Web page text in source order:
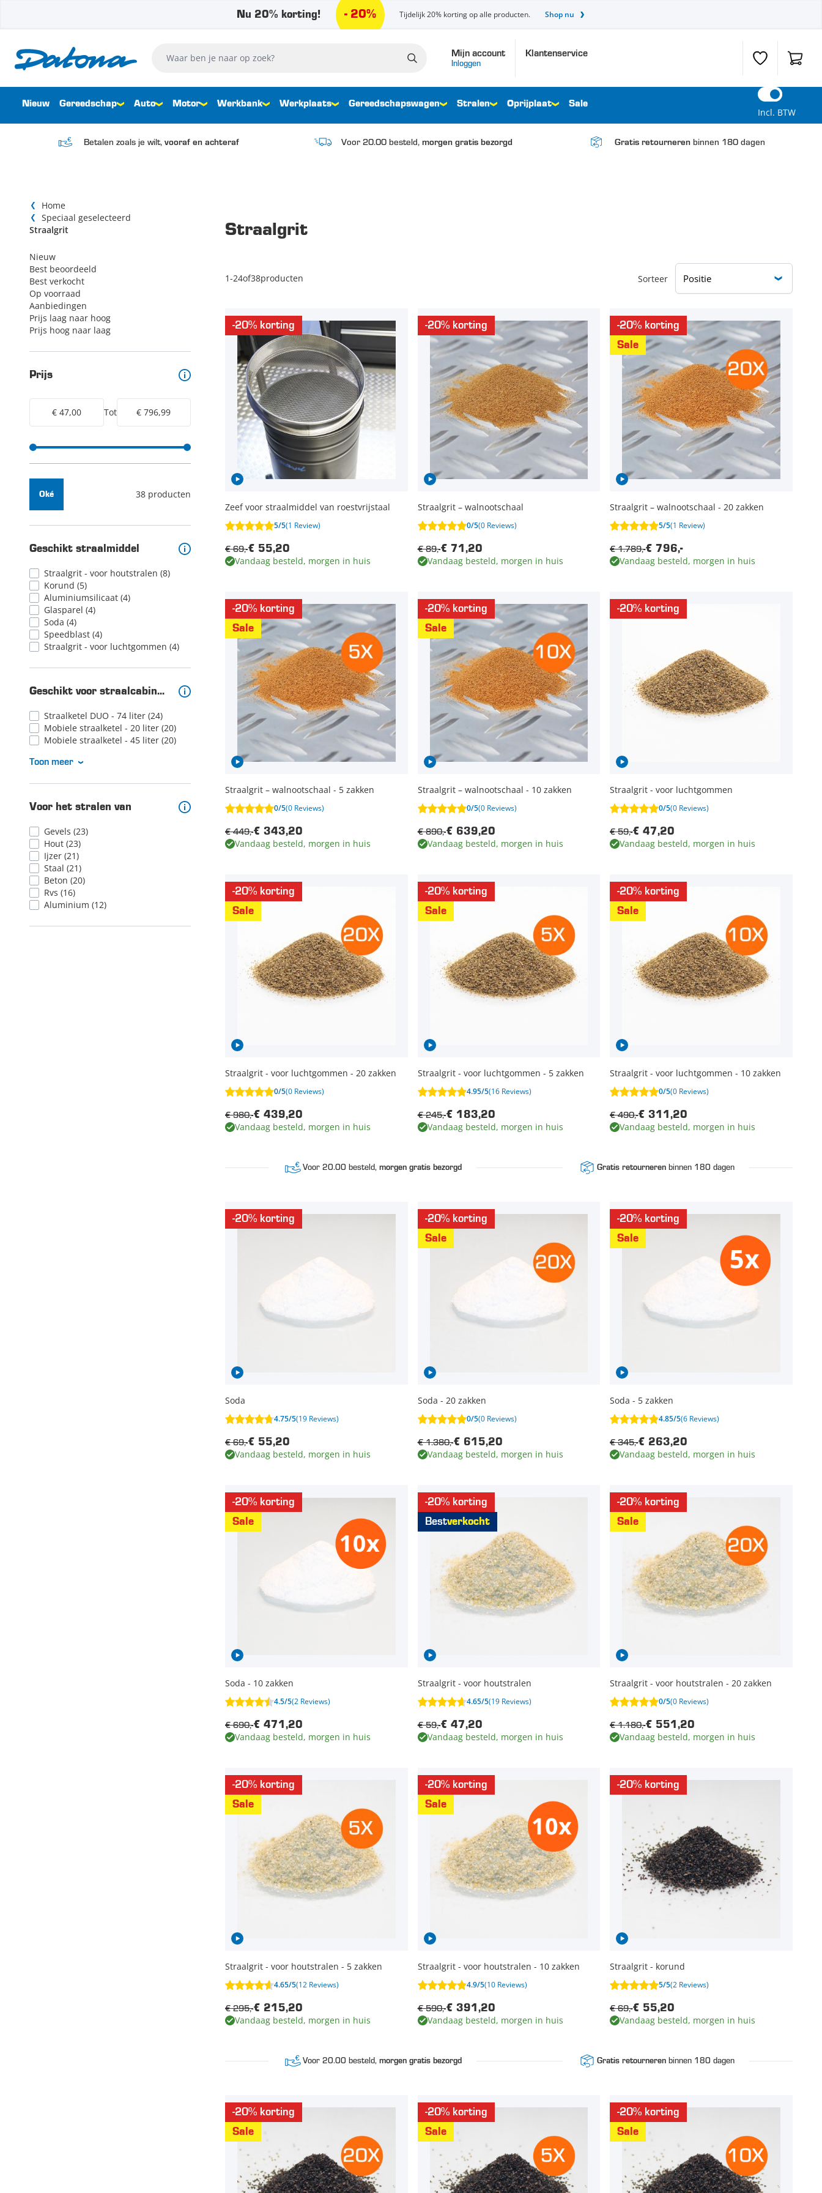
Nu 20% korting! - 20% Tijdelijk 20% korting op alle producten. Shop nu
Mijn account
Inloggen
Klantenservice
Verlanglijst
Waar ben je naar op zoek?
Nieuw Gereedschap Auto Motor Werkbank Werkplaats Gereedschapswagen Stralen Oprijplaat Sale
Incl. BTW
Betalen zoals je wilt,vooraf en achteraf Voor 20.00 besteld, morgen gratis bezorgd Gratis retournerenbinnen 180 dagen
Home
Speciaal geselecteerd
Straalgrit
Nieuw
Best beoordeeld
Best verkocht
Op voorraad
Aanbiedingen
Prijs laag naar hoog
Prijs hoog naar laag
Prijs
€ 47,00 Tot € 796,99
38 producten
Oké
Geschikt straalmiddel
Straalgrit - voor houtstralen (8)
Korund (5)
Aluminiumsilicaat (4)
Glasparel (4)
Soda (4)
Speedblast (4)
Straalgrit - voor luchtgommen (4)
Geschikt voor straalcabine of ketel
Straalketel DUO - 74 liter (24)
Mobiele straalketel - 20 liter (20)
Mobiele straalketel - 45 liter (20)
Toon meer
Voor het stralen van
Gevels (23)
Hout (23)
Ijzer (21)
Staal (21)
Beton (20)
Rvs (16)
Aluminium (12)
Straalgrit
1-24of38producten Sorteer
-20% korting
Zeef voor straalmiddel van roestvrijstaal
5/5(1 Review)
€ 55,20
€ 69,-
Vandaag besteld, morgen in huis
-20% korting
Straalgrit – walnootschaal
0/5(0 Reviews)
€ 71,20
€ 89,-
Vandaag besteld, morgen in huis
-20% korting
Sale
Straalgrit – walnootschaal - 20 zakken
5/5(1 Review)
€ 796,-
€ 1.789,-
Vandaag besteld, morgen in huis
-20% korting
Sale
Straalgrit – walnootschaal - 5 zakken
0/5(0 Reviews)
€ 343,20
€ 449,-
Vandaag besteld, morgen in huis
-20% korting
Sale
Straalgrit – walnootschaal - 10 zakken
0/5(0 Reviews)
€ 639,20
€ 890,-
Vandaag besteld, morgen in huis
-20% korting
Straalgrit - voor luchtgommen
0/5(0 Reviews)
€ 47,20
€ 59,-
Vandaag besteld, morgen in huis
-20% korting
Sale
Straalgrit - voor luchtgommen - 20 zakken
0/5(0 Reviews)
€ 439,20
€ 980,-
Vandaag besteld, morgen in huis
-20% korting
Sale
Straalgrit - voor luchtgommen - 5 zakken
4.95/5(16 Reviews)
€ 183,20
€ 245,-
Vandaag besteld, morgen in huis
-20% korting
Sale
Straalgrit - voor luchtgommen - 10 zakken
0/5(0 Reviews)
€ 311,20
€ 490,-
Vandaag besteld, morgen in huis
Voor 20.00 besteld, morgen gratis bezorgd Gratis retourneren binnen 180 dagen
-20% korting
Soda
4.75/5(19 Reviews)
€ 55,20
€ 69,-
Vandaag besteld, morgen in huis
-20% korting
Sale
Soda - 20 zakken
0/5(0 Reviews)
€ 615,20
€ 1.380,-
Vandaag besteld, morgen in huis
-20% korting
Sale
Soda - 5 zakken
4.85/5(6 Reviews)
€ 263,20
€ 345,-
Vandaag besteld, morgen in huis
-20% korting
Sale
Soda - 10 zakken
4.5/5(2 Reviews)
€ 471,20
€ 690,-
Vandaag besteld, morgen in huis
-20% korting
Bestverkocht
Straalgrit - voor houtstralen
4.65/5(19 Reviews)
€ 47,20
€ 59,-
Vandaag besteld, morgen in huis
-20% korting
Sale
Straalgrit - voor houtstralen - 20 zakken
0/5(0 Reviews)
€ 551,20
€ 1.180,-
Vandaag besteld, morgen in huis
-20% korting
Sale
Straalgrit - voor houtstralen - 5 zakken
4.65/5(12 Reviews)
€ 215,20
€ 295,-
Vandaag besteld, morgen in huis
-20% korting
Sale
Straalgrit - voor houtstralen - 10 zakken
4.9/5(10 Reviews)
€ 391,20
€ 590,-
Vandaag besteld, morgen in huis
-20% korting
Straalgrit - korund
5/5(2 Reviews)
€ 55,20
€ 69,-
Vandaag besteld, morgen in huis
Voor 20.00 besteld, morgen gratis bezorgd Gratis retourneren binnen 180 dagen
-20% korting
Sale
-20% korting
Sale
-20% korting
Sale